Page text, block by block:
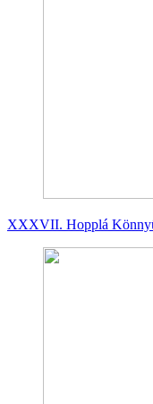
XXXVII. Hopplá